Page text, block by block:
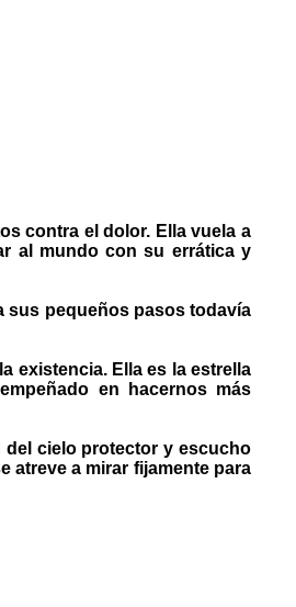
contra el dolor. Ella vuela a
al mundo con su errática y
sus pequeños pasos todavía
existencia. Ella es la estrella
en hacernos más
del cielo protector y escucho
atreve a mirar fijamente para